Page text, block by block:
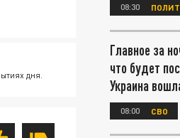
дня.
08:30
Главное за
что будет
Украина
08:00 СВО